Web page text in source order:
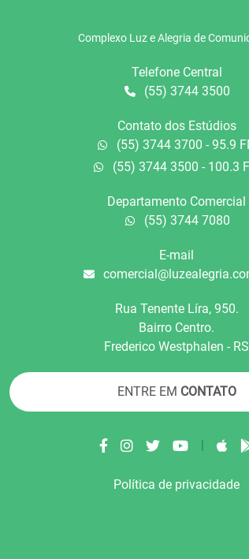
Complexo Luz e Alegria de
Telefone Central
(55) 3744 3500
Contato dos Estúdios
(55) 3744 3700 - 95.9
(55) 3744 3500 - 100.3
Departamento Comercial
(55) 3744 7080
E-mail
Rua Tenente Líra, 950.
Bairro Centro.
Frederico Westphalen - RS
ENTRE EM CONTATO
|
Política de privacidade